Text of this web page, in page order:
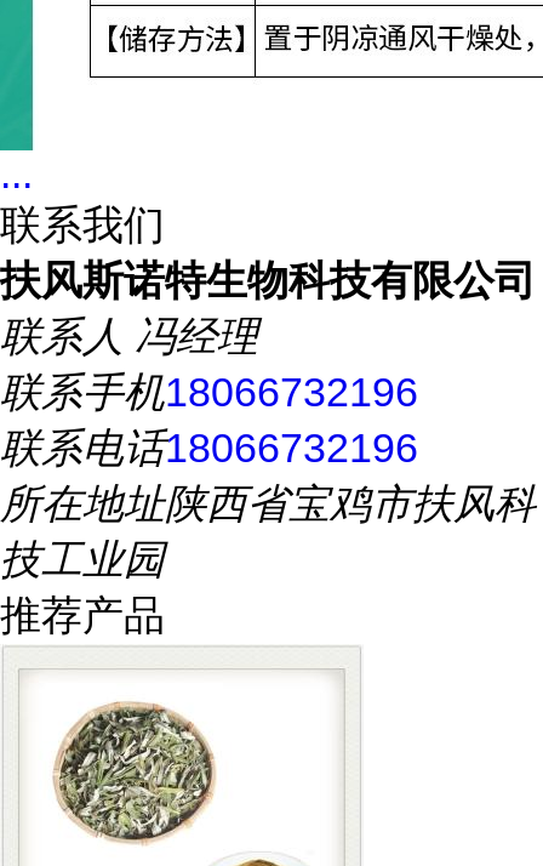
...
联系我们
扶风斯诺特生物科技有限公司
联系人 冯经理
联系手机18066732196
联系电话18066732196
所在地址陕西省宝鸡市扶风科
技工业园
推荐产品